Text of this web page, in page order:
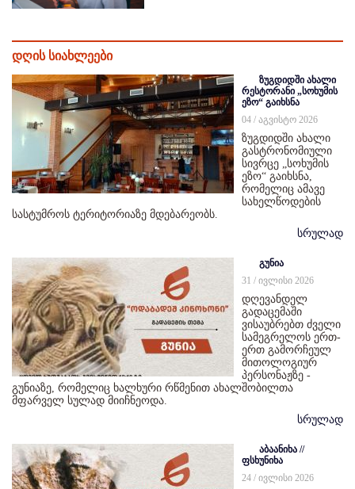
დღის სიახლეები
ზუგდიდში ახალი
რესტორანი „სოხუმის
ეზო“ გაიხსნა
04 / აგვისტო 2026
ზუგდიდში ახალი
გასტრონომიული
სივრცე „სოხუმის
ეზო“ გაიხსნა,
რომელიც ამავე
სახელწოდების
სასტუმროს ტერიტორიაზე მდებარეობს.
სრულად
გუნია
31 / ივლისი 2026
დღევანდელ
გადაცემაში
ვისაუბრებთ ძველი
სამეგრელოს ერთ-
ერთ გამორჩეულ
მითოლოგიურ
პერსონაჟზე -
გუნიაზე, რომელიც ხალხური რწმენით ახალშობილთა
მფარველ სულად მიიჩნეოდა.
სრულად
აბაანიხა //
ფსხუნიხა
24 / ივლისი 2026